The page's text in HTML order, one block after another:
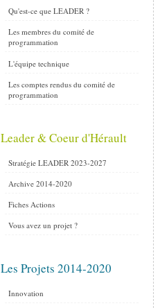
Qu'est-ce que LEADER ?
Les membres du comité de
programmation
L'équipe technique
Les comptes rendus du comité de
programmation
Leader & Coeur d'Hérault
Stratégie LEADER 2023-2027
Archive 2014-2020
Fiches Actions
Vous avez un projet ?
Les Projets 2014-2020
Innovation